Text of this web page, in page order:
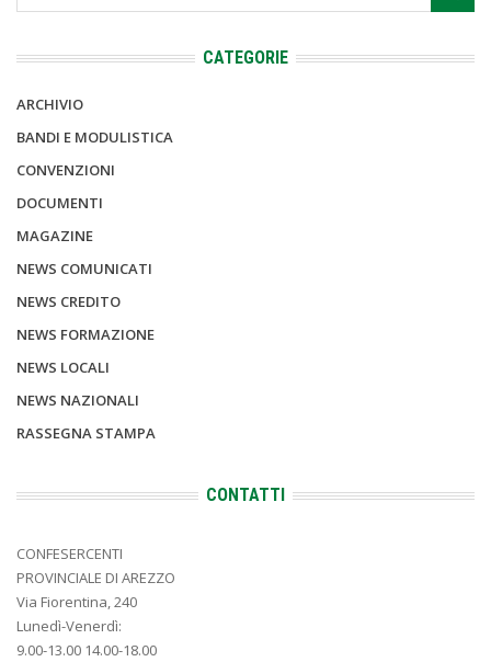
CATEGORIE
ARCHIVIO
BANDI E MODULISTICA
CONVENZIONI
DOCUMENTI
MAGAZINE
NEWS COMUNICATI
NEWS CREDITO
NEWS FORMAZIONE
NEWS LOCALI
NEWS NAZIONALI
RASSEGNA STAMPA
CONTATTI
CONFESERCENTI
PROVINCIALE DI AREZZO
Via Fiorentina, 240
Lunedì-Venerdì:
9.00-13.00 14.00-18.00